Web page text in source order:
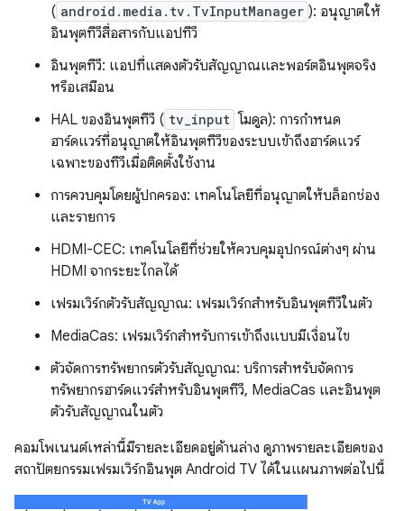
( android.media.tv.TvInputManager ): อนุญาตให้
อินพุตทีวีสื่อสารกับแอปทีวี
อินพุตทีวี: แอปที่แสดงตัวรับสัญญาณและพอร์ตอินพุตจริง
หรือเสมือน
HAL ของอินพุตทีวี ( tv_input โมดูล): การกําหนด
ฮาร์ดแวร์ที่อนุญาตให้อินพุตทีวีของระบบเข้าถึงฮาร์ดแวร์
เฉพาะของทีวีเมื่อติดตั้งใช้งาน
การควบคุมโดยผู้ปกครอง: เทคโนโลยีที่อนุญาตให้บล็อกช่อง
และรายการ
HDMI-CEC: เทคโนโลยีที่ช่วยให้ควบคุมอุปกรณ์ต่างๆ ผ่าน
HDMI จากระยะไกลได้
เฟรมเวิร์กตัวรับสัญญาณ: เฟรมเวิร์กสำหรับอินพุตทีวีในตัว
MediaCas: เฟรมเวิร์กสำหรับการเข้าถึงแบบมีเงื่อนไข
ตัวจัดการทรัพยากรตัวรับสัญญาณ: บริการสำหรับจัดการ
ทรัพยากรฮาร์ดแวร์สำหรับอินพุตทีวี, MediaCas และอินพุต
ตัวรับสัญญาณในตัว
คอมโพเนนต์เหล่านี้มีรายละเอียดอยู่ด้านล่าง ดูภาพรายละเอียดของ
สถาปัตยกรรมเฟรมเวิร์กอินพุต Android TV ได้ในแผนภาพต่อไปนี้